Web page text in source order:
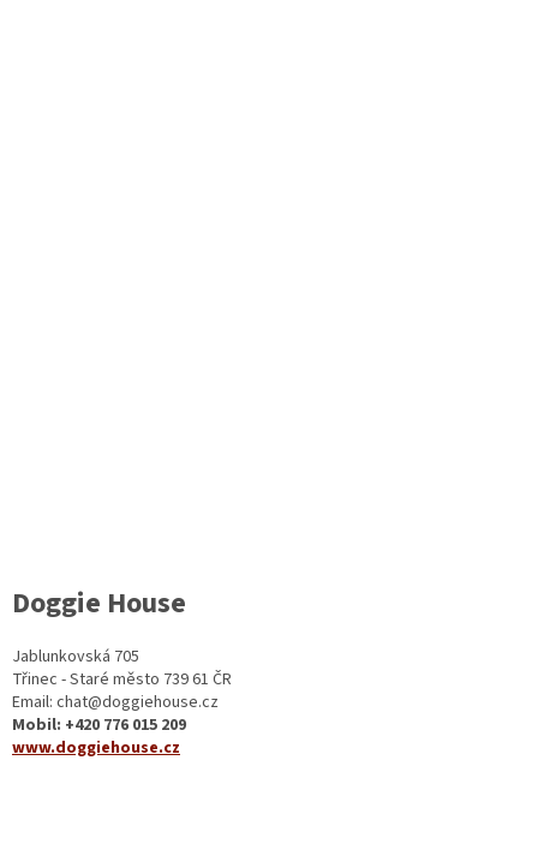
Doggie House
Jablunkovská 705
Třinec - Staré město 739 61 ČR
Email: chat@doggiehouse.cz
Mobil: +420 776 015 209
www.doggiehouse.cz